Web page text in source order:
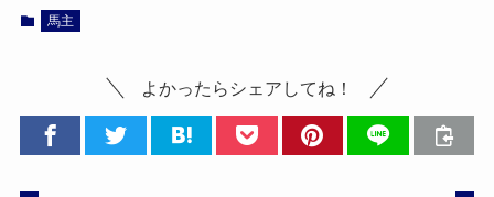
馬主
よかったらシェアしてね！